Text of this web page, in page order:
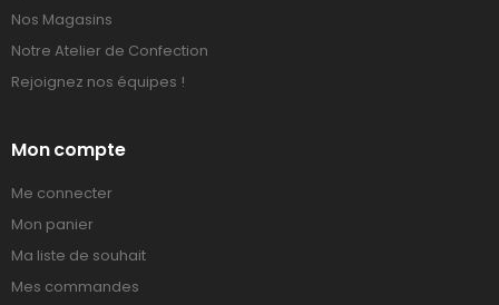
Nos Magasins
Notre Atelier de Confection
Rejoignez nos équipes !
Mon compte
Me connecter
Mon panier
Ma liste de souhait
Mes commandes